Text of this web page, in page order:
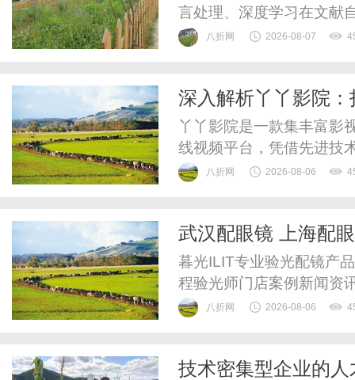
言处理、深度学习在文献
八折网 2026-08-07
深入解析丫丫影院
丫丫影院是一款集丰富影
线视频平台，凭借先进技
八折网 2026-08-06
武汉配眼镜 上海配
暮光ILIT专业验光配镜产
程验光师门店案例新闻资
惠，兼顾高专业度与高性
八折网 2026-08-06
技术密集型企业的